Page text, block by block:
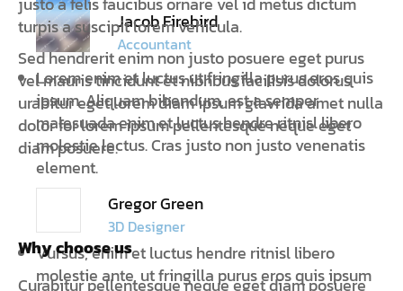
Jacob Firebird
Accountant
Lorem enim et luctus ut fringilla purus eros quis
ipsum. Aliquam bibendum, est a semper
malesuada enim et luctus hendre ritnisl libero
molestie lectus. Cras justo non justo venenatis
element.
Gregor Green
3D Designer
Vursus, enim et luctus hendre ritnisl libero
molestie ante, ut fringilla purus eros quis ipsum
turpis a suscipit lorem vehicula.
Sed hendrerit enim non justo posuere eget purus
vel mauris tincidunt et nibhbus facilisis dolorus
urabitur eget lorem diam ipsum glavrida amet nulla
dolor for lorem ipsum pellentesque neque eget
diam posuere.
Why choose us
Curabitur pellentesque neque eget diam posuere